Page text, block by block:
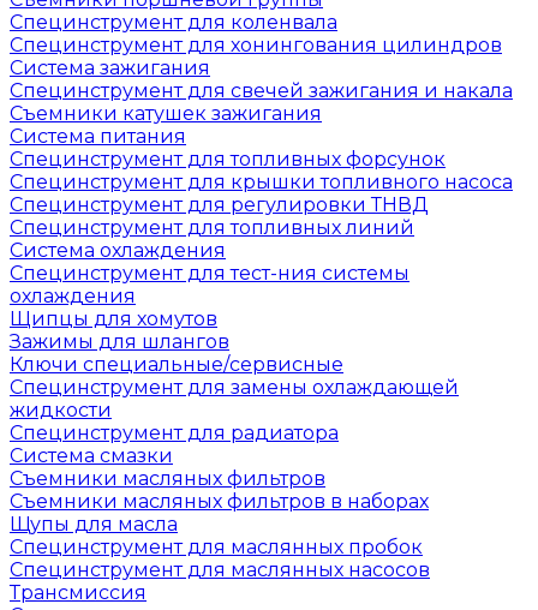
Специнструмент для коленвала
Специнструмент для хонингования цилиндров
Система зажигания
Специнструмент для свечей зажигания и накала
Съемники катушек зажигания
Система питания
Специнструмент для топливных форсунок
Специнструмент для крышки топливного насоса
Специнструмент для регулировки ТНВД
Специнструмент для топливных линий
Система охлаждения
Специнструмент для тест-ния системы
охлаждения
Щипцы для хомутов
Зажимы для шлангов
Ключи специальные/сервисные
Специнструмент для замены охлаждающей
жидкости
Специнструмент для радиатора
Система смазки
Съемники масляных фильтров
Съемники масляных фильтров в наборах
Щупы для масла
Специнструмент для маслянных пробок
Специнструмент для маслянных насосов
Трансмиссия